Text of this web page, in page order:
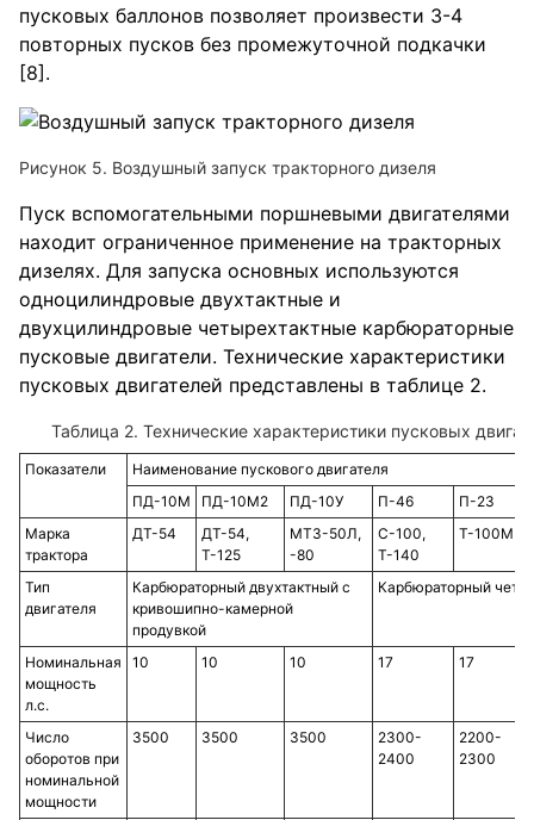
пусковых баллонов позволяет произвести 3-4
повторных пусков без промежуточной подкачки
[8].
Рисунок 5. Воздушный запуск тракторного дизеля
Пуск вспомогательными поршневыми двигателями
находит ограниченное применение на тракторных
дизелях. Для запуска основных используются
одноцилиндровые двухтактные и
двухцилиндровые четырехтактные карбюраторные
пусковые двигатели. Технические характеристики
пусковых двигателей представлены в таблице 2.
Таблица 2. Технические характеристики пусковых
Показатели
Наименование пускового двигателя
ПД-10М
ПД-10М2 ПД-10У П-46
П-23
Марка
трактора
ДТ-54
ДТ-54,
Т-125
МТЗ-50Л,
-80
С-100,
Т-140
Т-100М
Тип
двигателя
Карбюраторный двухтактный с
кривошипно-камерной
продувкой
Карбюраторный
Номинальная
мощность
л.с.
10 10 10 17 17
Число
оборотов при
номинальной
мощности
3500 3500 3500
2300-
2400
2200-
2300